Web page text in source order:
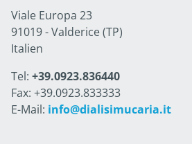
Viale Europa 23
91019 - Valderice (TP)
Italien
Tel: +39.0923.836440
Fax: +39.0923.833333
E-Mail: info@dialisimucaria.it